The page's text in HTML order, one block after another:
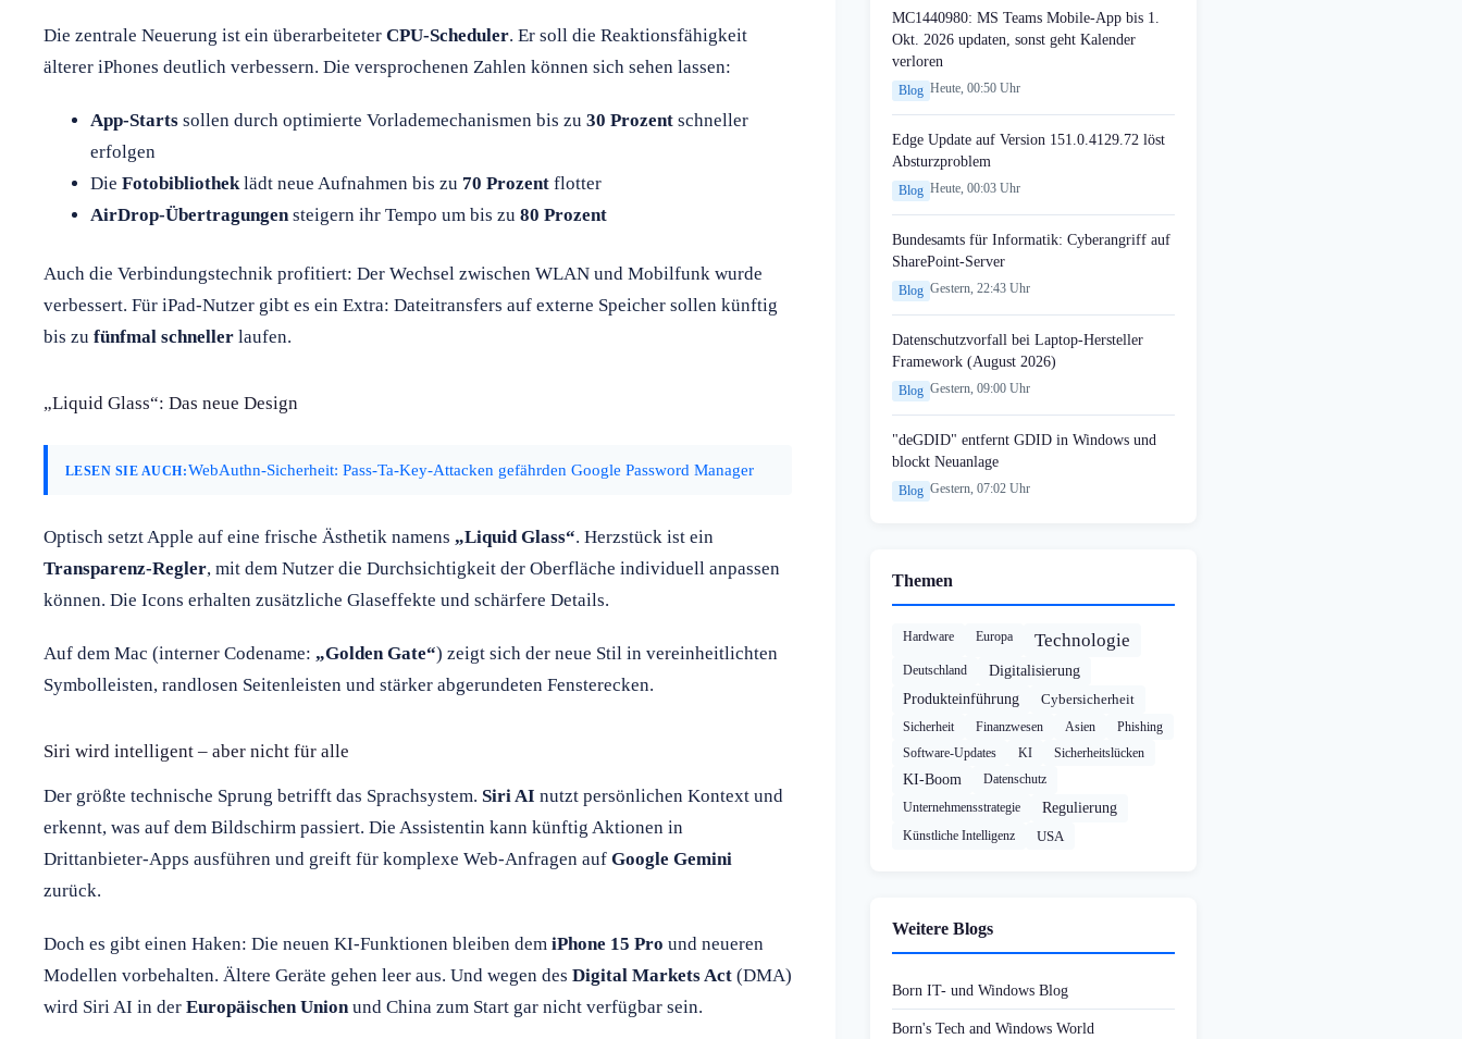
Die zentrale Neuerung ist ein überarbeiteter CPU-Scheduler. Er soll die Reaktionsfähigkeit
älterer iPhones deutlich verbessern. Die versprochenen Zahlen können sich sehen lassen:
App-Startssollen durch optimierte Vorlademechanismen bis zu 30 Prozentschneller
erfolgen
Die Fotobibliotheklädt neue Aufnahmen bis zu 70 Prozentflotter
AirDrop-Übertragungensteigern ihr Tempo um bis zu 80 Prozent
Auch die Verbindungstechnik profitiert: Der Wechsel zwischen WLAN und Mobilfunk wurde
verbessert. Für iPad-Nutzer gibt es ein Extra: Dateitransfers auf externe Speicher sollen künftig
bis zu fünfmal schneller laufen.
„Liquid Glass“: Das neue Design
LESEN SIE AUCH:WebAuthn-Sicherheit: Pass-Ta-Key-Attacken gefährden Google Password Manager
Optisch setzt Apple auf eine frische Ästhetik namens „Liquid Glass“. Herzstück ist ein
Transparenz-Regler, mit dem Nutzer die Durchsichtigkeit der Oberfläche individuell anpassen
können. Die Icons erhalten zusätzliche Glaseffekte und schärfere Details.
Auf dem Mac (interner Codename: „Golden Gate“) zeigt sich der neue Stil in vereinheitlichten
Symbolleisten, randlosen Seitenleisten und stärker abgerundeten Fensterecken.
Siri wird intelligent – aber nicht für alle
Der größte technische Sprung betrifft das Sprachsystem. Siri AI nutzt persönlichen Kontext und
erkennt, was auf dem Bildschirm passiert. Die Assistentin kann künftig Aktionen in
Drittanbieter-Apps ausführen und greift für komplexe Web-Anfragen auf Google Gemini
zurück.
Doch es gibt einen Haken: Die neuen KI-Funktionen bleiben dem iPhone 15 Pro und neueren
Modellen vorbehalten. Ältere Geräte gehen leer aus. Und wegen des Digital Markets Act (DMA)
wird Siri AI in der Europäischen Unionund China zum Start gar nicht verfügbar sein.
MC1440980: MS Teams Mobile-App bis 1.
Okt. 2026 updaten, sonst geht Kalender
verloren
Blog Heute, 00:50 Uhr
Edge Update auf Version 151.0.4129.72 löst
Absturzproblem
Blog Heute, 00:03 Uhr
Bundesamts für Informatik: Cyberangriff auf
SharePoint-Server
Blog Gestern, 22:43 Uhr
Datenschutzvorfall bei Laptop-Hersteller
Framework (August 2026)
Blog Gestern, 09:00 Uhr
"deGDID" entfernt GDID in Windows und
blockt Neuanlage
Blog Gestern, 07:02 Uhr
Themen
Hardware Europa Technologie
Deutschland
Digitalisierung
Produkteinführung
Cybersicherheit
Sicherheit Finanzwesen Asien
Phishing
Software-Updates
KI Sicherheitslücken
KI-Boom
Datenschutz
Unternehmensstrategie
Regulierung
Künstliche Intelligenz USA
Weitere Blogs
Born IT- und Windows Blog
Born's Tech and Windows World